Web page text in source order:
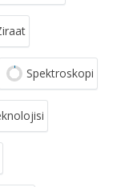
Spektroskopi